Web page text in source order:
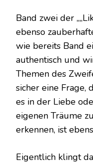
Band zwei der
ebenso
wie bereits Band
authentisch und
Themen des
sicher eine Frage,
es in der Liebe
eigenen Träume
erkennen, ist
Eigentlich klingt